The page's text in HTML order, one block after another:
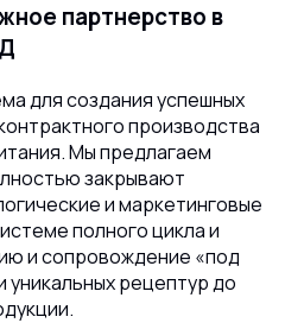
партнерство в
для создания успешных
производства
Мы предлагаем
закрывают
и маркетинговые
полного цикла и
и сопровождение «под
уникальных рецептур до